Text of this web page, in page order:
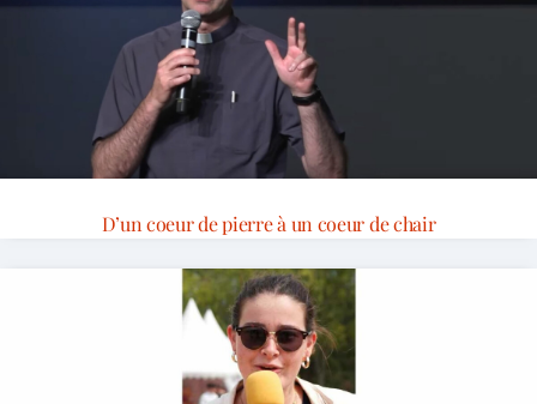
D’un coeur de pierre à un coeur de chair